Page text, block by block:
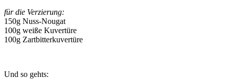
für die Verzierung:
150g Nuss-Nougat
100g weiße Kuvertüre
100g Zartbitterkuvertüre
Und so gehts: